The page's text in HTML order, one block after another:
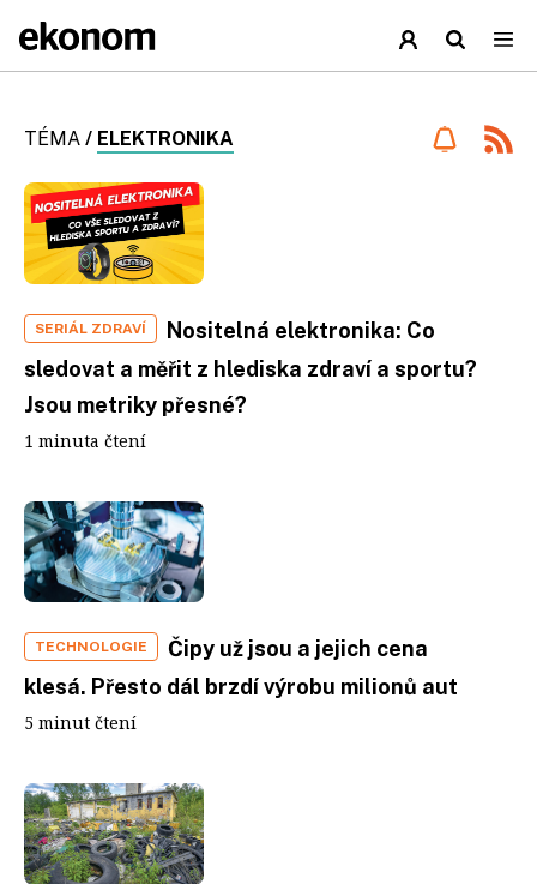
TÉMA / ELEKTRONIKA
SERIÁL ZDRAVÍ
Nositelná elektronika: Co
sledovat a měřit z hlediska zdraví a sportu?
Jsou metriky přesné?
1 minuta čtení
TECHNOLOGIE
Čipy už jsou a jejich cena
klesá. Přesto dál brzdí výrobu milionů aut
5 minut čtení